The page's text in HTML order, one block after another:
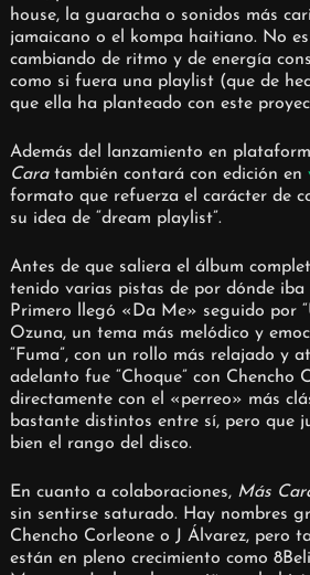
house, la guaracha o sonidos más
jamaicano o el kompa haitiano. No
cambiando de ritmo y de energía
como si fuera una playlist (que de
que ella ha planteado con este
Además del lanzamiento en
Caratambién contará con edición en
formato que refuerza el carácter de
su idea de “dream playlist”.
Antes de que saliera el álbum
tenido varias pistas de por dónde iba
Primero llegó «Da Me» seguido por
Ozuna, un tema más melódico y
“Fuma”, con un rollo más relajado y
adelanto fue “Choque” con Chencho
directamente con el «perreo» más
bastante distintos entre sí, pero que
bien el rango del disco.
En cuanto a colaboraciones, Más
sin sentirse saturado. Hay nombres
Chencho Corleone o J Álvarez, pero
están en pleno crecimiento como